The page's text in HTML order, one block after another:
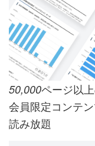
50,000ページ以
会員限定コンテ
読み放題